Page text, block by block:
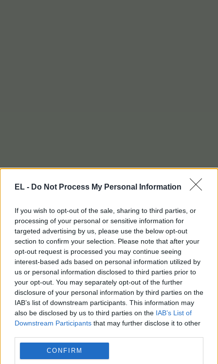
EL - Do Not Process My Personal Information
If you wish to opt-out of the sale, sharing to third parties, or
processing of your personal or sensitive information for
targeted advertising by us, please use the below opt-out
section to confirm your selection. Please note that after your
opt-out request is processed you may continue seeing
interest-based ads based on personal information utilized by
us or personal information disclosed to third parties prior to
your opt-out. You may separately opt-out of the further
disclosure of your personal information by third parties on the
IAB’s list of downstream participants. This information may
also be disclosed by us to third parties on the IAB’s List of
Downstream Participants that may further disclose it to other
CONFIRM